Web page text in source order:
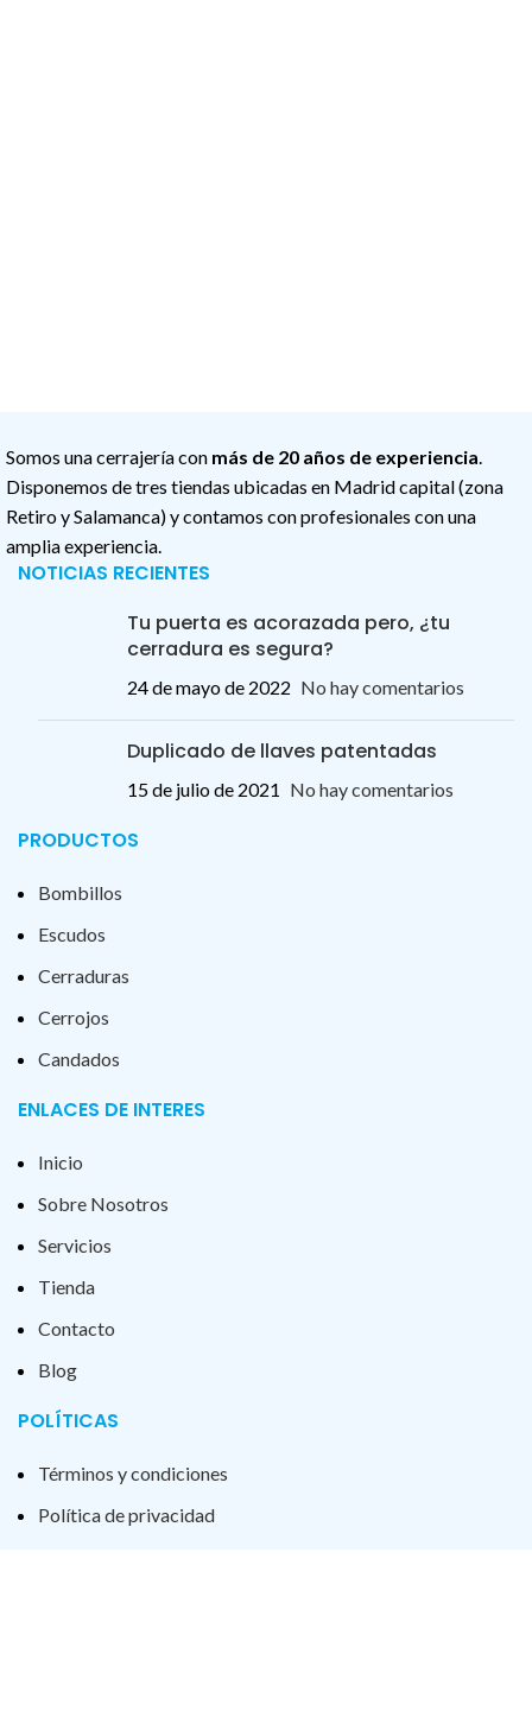
Somos una cerrajería con más de 20 años de experiencia
Disponemos de tres tiendas ubicadas en Madrid capital (zona
Retiro y Salamanca) y contamos con profesionales con una
amplia experiencia.
NOTICIAS RECIENTES
Tu puerta es acorazada pero, ¿tu
cerradura es segura?
24 de mayo de 2022 No hay comentarios
Duplicado de llaves patentadas
15 de julio de 2021 No hay comentarios
PRODUCTOS
Bombillos
Escudos
Cerraduras
Cerrojos
Candados
ENLACES DE INTERES
Inicio
Sobre Nosotros
Servicios
Tienda
Contacto
Blog
POLÍTICAS
Términos y condiciones
Política de privacidad